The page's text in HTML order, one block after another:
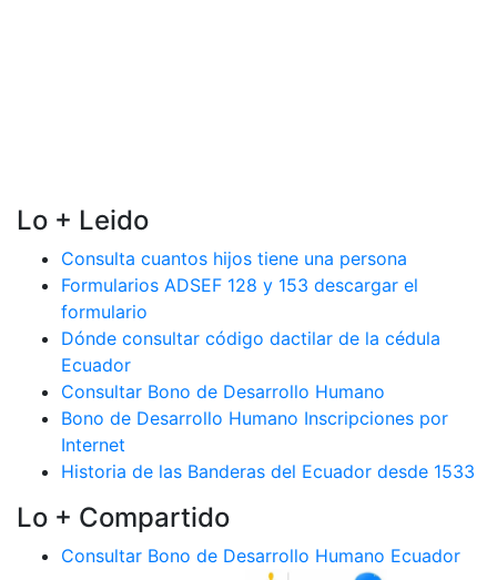
Lo + Leido
Consulta cuantos hijos tiene una persona
Formularios ADSEF 128 y 153 descargar el
formulario
Dónde consultar código dactilar de la cédula
Ecuador
Consultar Bono de Desarrollo Humano
Bono de Desarrollo Humano Inscripciones por
Internet
Historia de las Banderas del Ecuador desde 1533
Lo + Compartido
Consultar Bono de Desarrollo Humano Ecuador